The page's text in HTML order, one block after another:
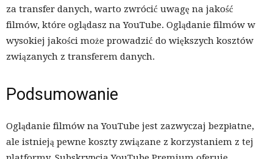
za transfer danych, warto zwrócić uwagę na jakość
filmów, które oglądasz na YouTube. Oglądanie filmów w
wysokiej jakości może prowadzić do większych kosztów
związanych z transferem danych.
Podsumowanie
Oglądanie filmów na YouTube jest zazwyczaj bezpłatne,
ale istnieją pewne koszty związane z korzystaniem z tej